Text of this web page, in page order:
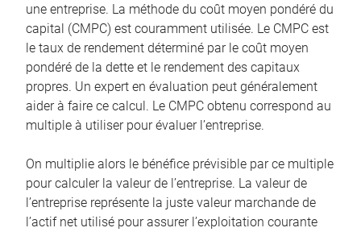
une entreprise. La méthode du coût moyen pondéré du
capital (CMPC) est couramment utilisée. Le CMPC est
le taux de rendement déterminé par le coût moyen
pondéré de la dette et le rendement des capitaux
propres. Un expert en évaluation peut généralement
aider à faire ce calcul. Le CMPC obtenu correspond au
multiple à utiliser pour évaluer l’entreprise.
On multiplie alors le bénéfice prévisible par ce multiple
pour calculer la valeur de l’entreprise. La valeur de
l’entreprise représente la juste valeur marchande de
l’actif net utilisé pour assurer l’exploitation courante